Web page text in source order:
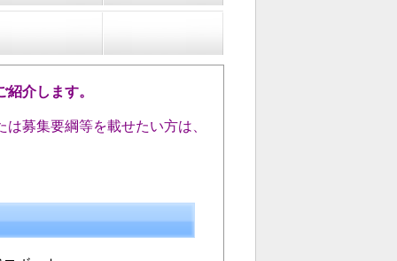
介します。
募集要綱等を載せたい方は、